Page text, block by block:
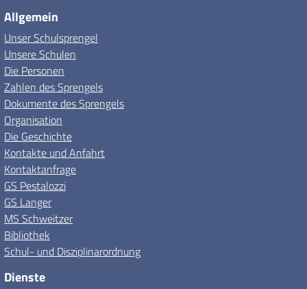
Allgemein
Unser Schulsprengel
Unsere Schulen
Die Personen
Zahlen des Sprengels
Dokumente des Sprengels
Organisation
Die Geschichte
Kontakte und Anfahrt
Kontaktanfrage
GS Pestalozzi
GS Langer
MS Schweitzer
Bibliothek
Schul- und Disziplinarordnung
Dienste